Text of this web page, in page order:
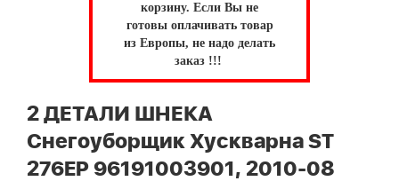
корзину. Если Вы не
готовы оплачивать товар
из Европы, не надо делать
заказ !!!
2 ДЕТАЛИ ШНЕКА
Снегоуборщик Хускварна ST
276EP 96191003901, 2010-08